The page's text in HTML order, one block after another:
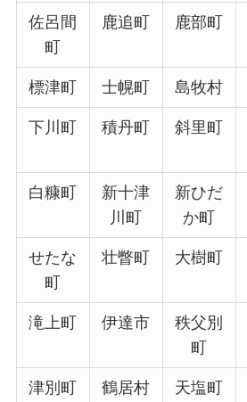
佐呂間
町
鹿追町 鹿部町
標津町 士幌町 島牧村
下川町 積丹町 斜里町
白糠町
新十津
川町
新ひだ
か町
せたな
町
壮瞥町 大樹町
滝上町 伊達市
秩父別
町
津別町 鶴居村 天塩町